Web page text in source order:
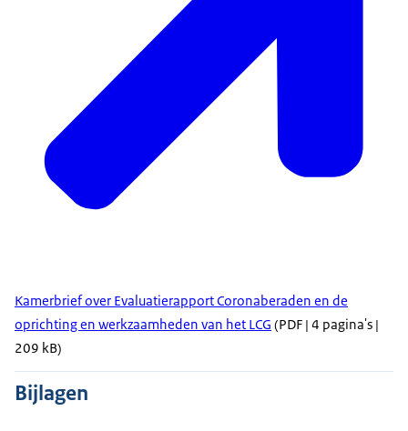
Kamerbrief over Evaluatierapport Coronaberaden en de
oprichting en werkzaamheden van het LCG (PDF | 4 pagina's |
209 kB)
Bijlagen